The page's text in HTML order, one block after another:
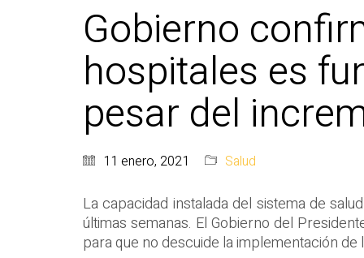
Gobierno
hospitales es
pesar del
11 enero, 2021 Salud
La capacidad instalada del sistema de
últimas semanas. El Gobierno del
para que no descuide la implementación